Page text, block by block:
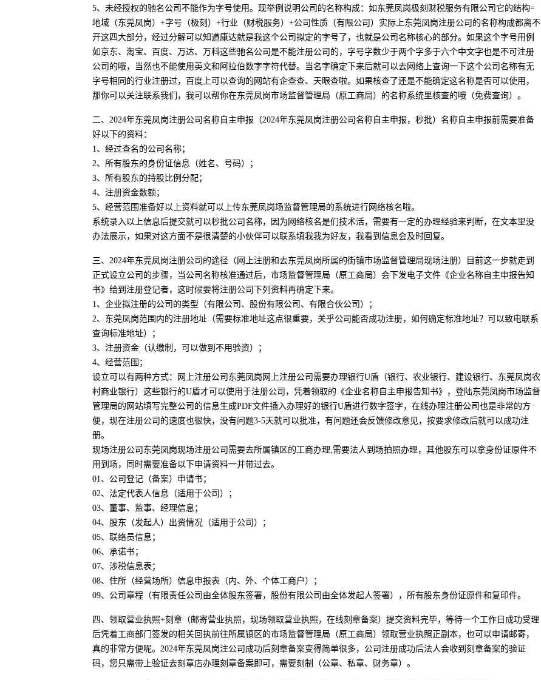
5、未经授权的驰名公司不能作为字号使用。现举例说明公司的名称构成：如东莞凤岗极刻财税服务有限公司它的结构=
地域（东莞凤岗）+字号（极刻）+行业（财税服务）+公司性质（有限公司）实际上东莞凤岗注册公司的名称构成都离不
开这四大部分，经过分解可以知道康达就是我这个公司拟定的字号了，也就是公司名称核心的部分。如果这个字号用例
如京东、淘宝、百度、万达、万科这些驰名公司是不能注册公司的，字号字数少于两个字多于六个中文字也是不可注册
公司的哦，当然也不能使用英文和阿拉伯数字字符代替。当名字确定下来后就可以去网络上查询一下这个公司名称有无
字号相同的行业注册过，百度上可以查询的网站有企查查、天眼查啦。如果核查了还是不能确定这名称是否可以使用，
那你可以关注联系我们，我可以帮你在东莞凤岗市场监督管理局（原工商局）的名称系统里核查的哦（免费查询）。
二、2024年东莞凤岗注册公司名称自主申报（2024年东莞凤岗注册公司名称自主申报，秒批）名称自主申报前需要准备
好以下的资料：
1、经过查名的公司名称；
2、所有股东的身份证信息（姓名、号码）；
3、所有股东的持股比例分配；
4、注册资金数额；
5、经营范围准备好以上资料就可以上传东莞凤岗场监督管理局的系统进行网络核名啦。
系统录入以上信息后提交就可以秒批公司名称，因为网络核名是们技术活，需要有一定的办理经验来判断，在文本里没
办法展示，如果对这方面不是很清楚的小伙伴可以联系填我我为好友，我看到信息会及时回复。
三、2024年东莞凤岗注册公司的途径（网上注册和去东莞凤岗所属的街镇市场监督管理局现场注册）目前这一步就走到
正式设立公司的步骤，当公司名称核准通过后，市场监督管理局（原工商局）会下发电子文件《企业名称自主申报告知
书》给到注册登记者，这时候要将注册公司下列资料再确定下来。
1、企业拟注册的公司的类型（有限公司、股份有限公司、有限合伙公司）；
2、东莞凤岗范围内的注册地址（需要标准地址这点很重要，关乎公司能否成功注册，如何确定标准地址？可以致电联系
查询标准地址）；
3、注册资金（认缴制，可以做到不用验资）；
4、经营范围；
设立可以有两种方式：网上注册公司东莞凤岗网上注册公司需要办理银行U盾（银行、农业银行、建设银行、东莞凤岗农
村商业银行）这些银行的U盾才可以使用于注册公司，凭着领取的《企业名称自主申报告知书》，登陆东莞凤岗市场监督
管理局的网站填写完整公司的信息生成PDF文件插入办理好的银行U盾进行数字签字，在线办理注册公司也是非常的方
便，现在注册公司的速度也很快，没有问题3-5天就可以批准，有问题还会反馈修改意见，按要求修改后就可以成功注
册。
现场注册公司东莞凤岗现场注册公司需要去所属镇区的工商办理,需要法人到场拍照办理，其他股东可以拿身份证原件不
用到场，同时需要准备以下申请资料一并带过去。
01、公司登记（备案）申请书；
02、法定代表人信息（适用于公司）；
03、董事、监事、经理信息；
04、股东（发起人）出资情况（适用于公司）；
05、联络员信息；
06、承诺书；
07、涉税信息表；
08、住所（经营场所）信息申报表（内、外、个体工商户）；
09、公司章程（有限责任公司由全体股东签署，股份有限公司由全体发起人签署），所有股东身份证原件和复印件。
四、领取营业执照+刻章（邮寄营业执照，现场领取营业执照，在线刻章备案）提交资料完毕，等待一个工作日成功受理
后凭着工商部门签发的相关回执前往所属镇区的市场监督管理局（原工商局）领取营业执照正副本，也可以申请邮寄，
真的非常方便呢。2024年东莞凤岗注公司成功后刻章备案变得简单很多，公司注册成功后法人会收到刻章备案的验证
码，您只需带上验证去刻章店办理刻章备案即可，需要刻制（公章、私章、财务章）。